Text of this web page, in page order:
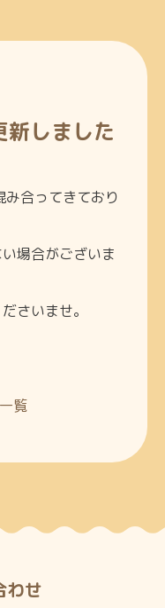
新しました
合ってきており
場合がございま
さいませ。
覧
わせ